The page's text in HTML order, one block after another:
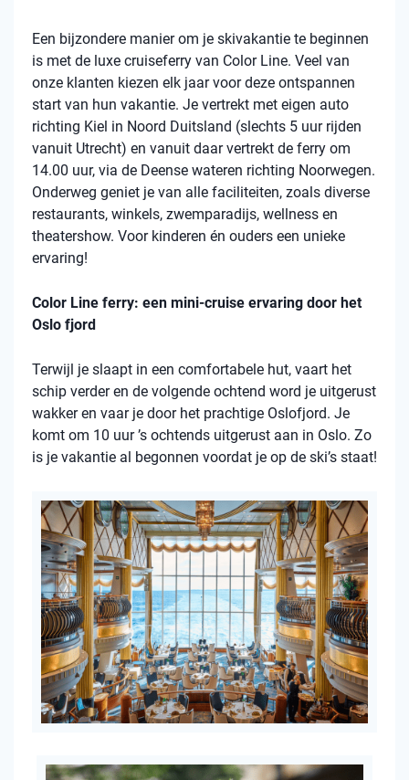
Een bijzondere manier om je skivakantie te beginnen
is met de luxe cruiseferry van Color Line. Veel van
onze klanten kiezen elk jaar voor deze ontspannen
start van hun vakantie. Je vertrekt met eigen auto
richting Kiel in Noord Duitsland (slechts 5 uur rijden
vanuit Utrecht) en vanuit daar vertrekt de ferry om
14.00 uur, via de Deense wateren richting Noorwegen.
Onderweg geniet je van alle faciliteiten, zoals diverse
restaurants, winkels, zwemparadijs, wellness en
theatershow. Voor kinderen én ouders een unieke
ervaring!
Color Line ferry: een mini-cruise ervaring door het
Oslo fjord
Terwijl je slaapt in een comfortabele hut, vaart het
schip verder en de volgende ochtend word je uitgerust
wakker en vaar je door het prachtige Oslofjord. Je
komt om 10 uur ’s ochtends uitgerust aan in Oslo. Zo
is je vakantie al begonnen voordat je op de ski’s staat!